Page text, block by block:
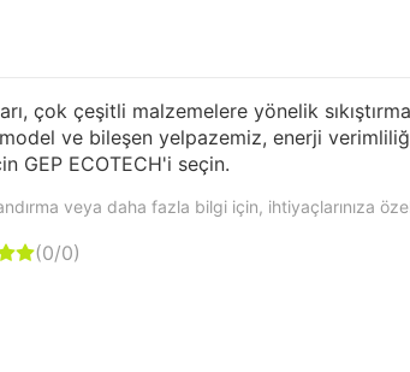
çok çeşitli malzemelere yönelik
ve bileşen yelpazemiz, enerji
GEP ECOTECH'i seçin.
veya daha fazla bilgi için, ihtiyaçlarınıza
(0/0)